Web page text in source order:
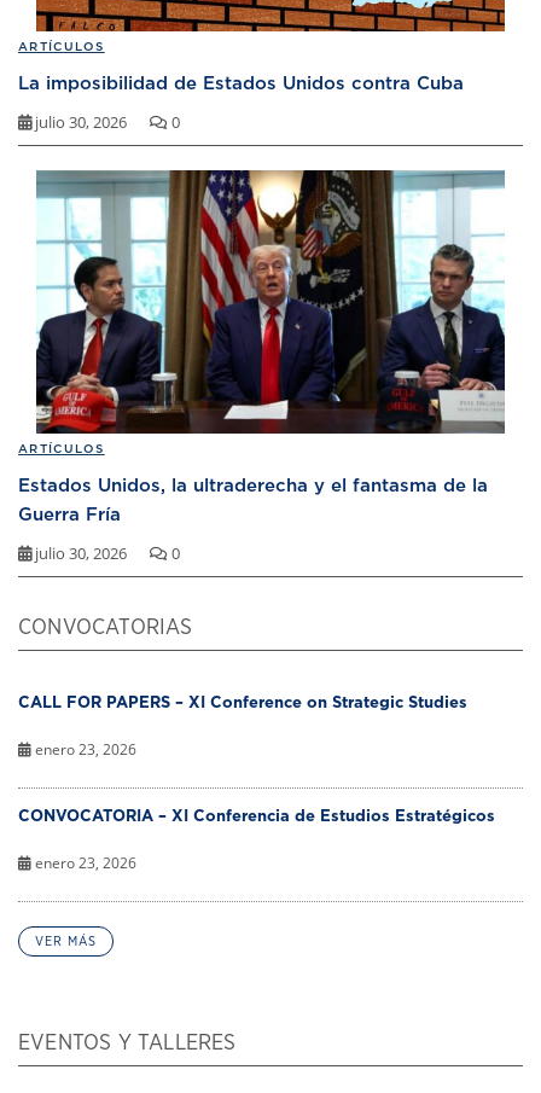
ARTÍCULOS
La imposibilidad de Estados Unidos contra Cuba
julio 30, 2026 0
ARTÍCULOS
Estados Unidos, la ultraderecha y el fantasma de la
Guerra Fría
julio 30, 2026 0
CONVOCATORIAS
CALL FOR PAPERS – XI Conference on Strategic Studies
enero 23, 2026
CONVOCATORIA – XI Conferencia de Estudios Estratégicos
enero 23, 2026
VER MÁS
EVENTOS Y TALLERES